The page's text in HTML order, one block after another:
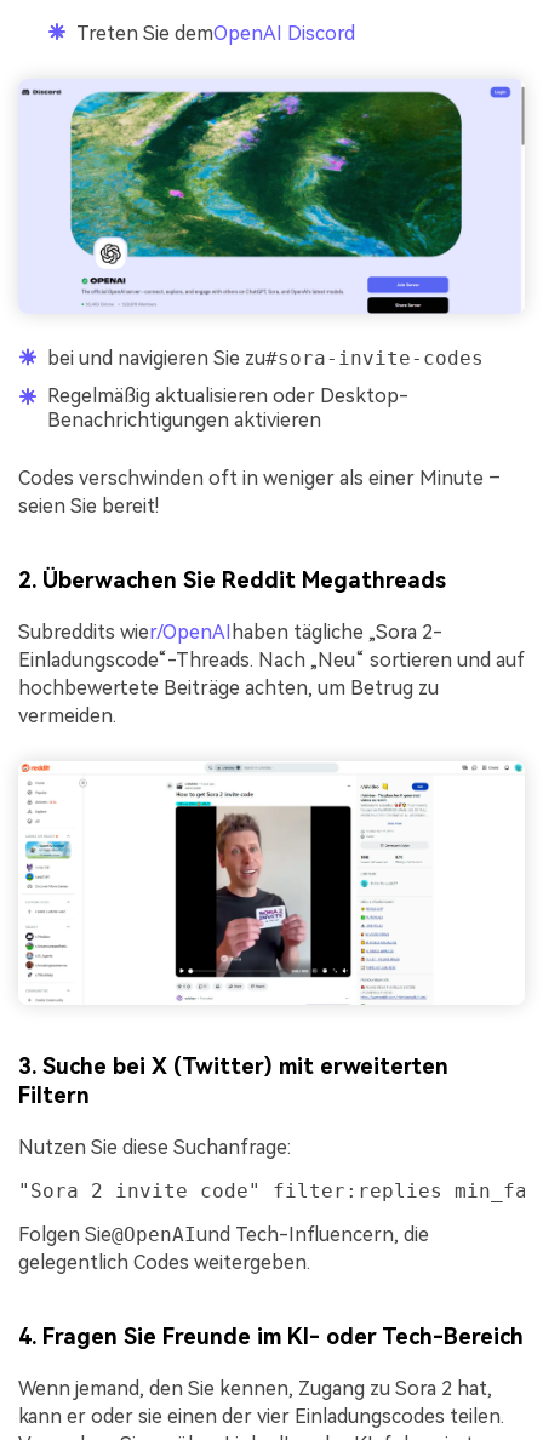
Treten Sie demOpenAI Discord
bei und navigieren Sie zu#sora-invite-codes
Regelmäßig aktualisieren oder Desktop-
Benachrichtigungen aktivieren
Codes verschwinden oft in weniger als einer Minute –
seien Sie bereit!
2. Überwachen Sie Reddit Megathreads
Subreddits wier/OpenAI haben tägliche „Sora 2-
Einladungscode“-Threads. Nach „Neu“ sortieren und auf
hochbewertete Beiträge achten, um Betrug zu
vermeiden.
3. Suche bei X (Twitter) mit erweiterten
Filtern
Nutzen Sie diese Suchanfrage:
"Sora 2 invite code" filter:replies
Folgen Sie@OpenAIund Tech-Influencern, die
gelegentlich Codes weitergeben.
4. Fragen Sie Freunde im KI- oder Tech-Bereich
Wenn jemand, den Sie kennen, Zugang zu Sora 2 hat,
kann er oder sie einen der vier Einladungscodes teilen.